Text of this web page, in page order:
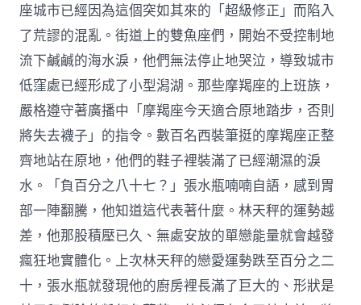
座城市已經因為這個突如其來的「超級修正」而陷入
了荒謬的混亂。街道上的雙魚座們，開始不受控制地
流下鹹鹹的海水淚，他們無法停止地哭泣，導致城市
低窪處已經形成了小型潟湖。那些摩羯座的上班族，
嚴格遵守著廣播中「摩羯座今天適合原地踏步，否則
將失去襪子」的指令。數百名西裝筆挺的摩羯座正整
齊地站在原地，他們的鞋子裡裝滿了已經潮濕的淚
水。「負百分之八十七？」張水瓶喃喃自語，感到胃
部一陣翻騰，他知道這代表著什麼。林天秤的運勢越
差，他那股積壓已久、無處安放的單戀能量就會越發
瘋狂地實體化。上次林天秤的戀愛運勢跌至百分之二
十，張水瓶就發現他的廚房裡長滿了巨大的、形狀是